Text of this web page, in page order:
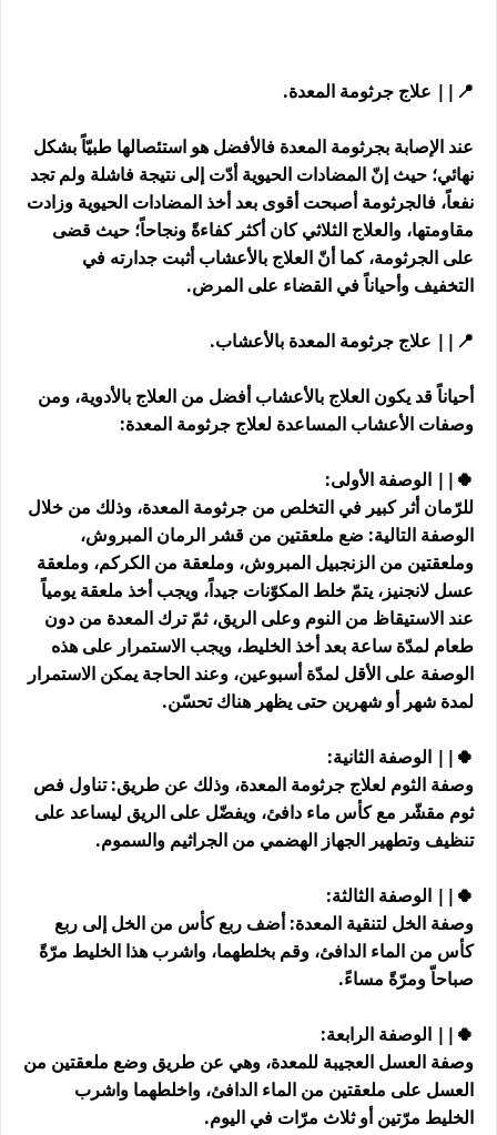
📍|| علاج جرثومة المعدة.
عند الإصابة بجرثومة المعدة فالأفضل هو استئصالها طبيّاً بشكل
نهائي؛ حيث إنّ المضادات الحيوية أدّت إلى نتيجة فاشلة ولم تجد
نفعاً، فالجرثومة أصبحت أقوى بعد أخذ المضادات الحيوية وزادت
مقاومتها، والعلاج الثلاثي كان أكثر كفاءةً ونجاحاً؛ حيث قضى
على الجرثومة، كما أنّ العلاج بالأعشاب أثبت جدارته في
التخفيف وأحياناً في القضاء على المرض.
📍|| علاج جرثومة المعدة بالأعشاب.
أحياناً قد يكون العلاج بالأعشاب أفضل من العلاج بالأدوية، ومن
وصفات الأعشاب المساعدة لعلاج جرثومة المعدة:
🍀|| الوصفة الأولى:
للرّمان أثر كبير في التخلص من جرثومة المعدة، وذلك من خلال
الوصفة التالية: ضع ملعقتين من قشر الرمان المبروش،
وملعقتين من الزنجبيل المبروش، وملعقة من الكركم، وملعقة
عسل لانجنيز، يتمّ خلط المكوّنات جيداً، ويجب أخذ ملعقة يومياً
عند الاستيقاظ من النوم وعلى الريق، ثمّ ترك المعدة من دون
طعام لمدّة ساعة بعد أخذ الخليط، ويجب الاستمرار على هذه
الوصفة على الأقل لمدّة أسبوعين، وعند الحاجة يمكن الاستمرار
لمدة شهر أو شهرين حتى يظهر هناك تحسّن.
🍀|| الوصفة الثانية:
وصفة الثوم لعلاج جرثومة المعدة، وذلك عن طريق: تناول فص
ثوم مقشّر مع كأس ماء دافئ، ويفضّل على الريق ليساعد على
تنظيف وتطهير الجهاز الهضمي من الجراثيم والسموم.
🍀|| الوصفة الثالثة:
وصفة الخل لتنقية المعدة: أضف ربع كأس من الخل إلى ربع
كأس من الماء الدافئ، وقم بخلطهما، واشرب هذا الخليط مرّةً
صباحاّ ومرّةً مساءً.
🍀|| الوصفة الرابعة:
وصفة العسل العجيبة للمعدة، وهي عن طريق وضع ملعقتين من
العسل على ملعقتين من الماء الدافئ، واخلطهما واشرب
الخليط مرّتين أو ثلاث مرّات في اليوم.